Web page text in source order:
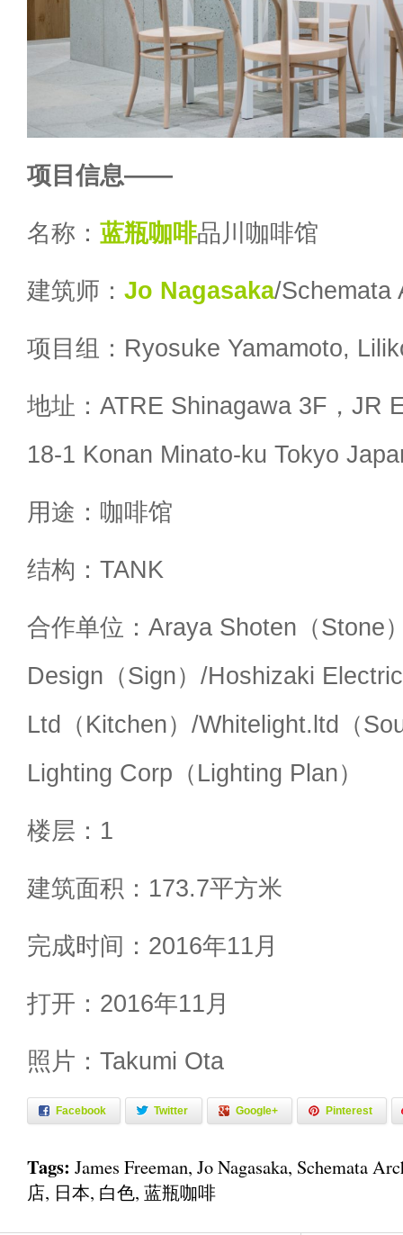
项目信息——
名称： 蓝瓶咖啡品川咖啡馆
建筑师： Jo Nagasaka/Schemata
项目组：Ryosuke Yamamoto,
地址：ATRE Shinagawa 3F，JR
18-1 Konan Minato-ku Tokyo
用途：咖啡馆
结构：TANK
合作单位：Araya Shoten（Stone
Design（Sign）/Hoshizaki
Ltd（Kitchen）/Whitelight.ltd（
Lighting Corp（Lighting Plan）
楼层：1
建筑面积：173.7平方米
完成时间：2016年11月
打开：2016年11月
照片：Takumi Ota
Facebook Twitter Google+ Pinterest
Tags: James Freeman, Jo Nagasaka, Schemata
店, 日本, 白色, 蓝瓶咖啡